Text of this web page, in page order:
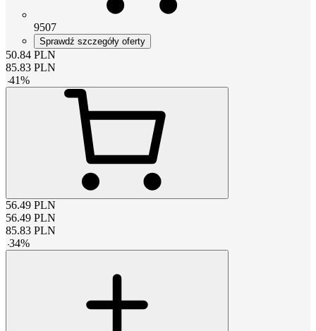
9507
Sprawdź szczegóły oferty
50.84 PLN
85.83 PLN
-41%
56.49 PLN
56.49 PLN
85.83 PLN
-34%